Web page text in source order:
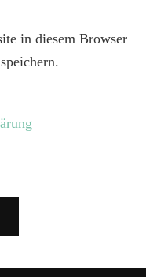
in diesem Browser